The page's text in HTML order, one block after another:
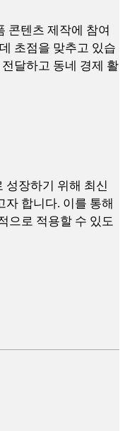
콘텐츠 제작에 참여
초점을 맞추고 있습
달하고 동네 경제 활
성장하기 위해 최신
합니다. 이를 통해
으로 적용할 수 있도